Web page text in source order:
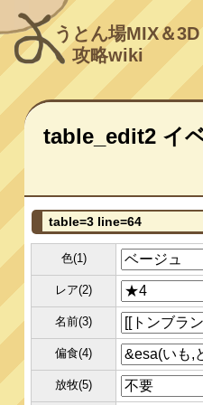
うとん場MIX＆3D
攻略wiki
table_edit2 イ
table=3 line=64
色(1)
レア(2)
名前(3)
偏食(4)
放牧(5)